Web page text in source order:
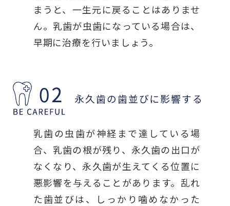
まうと、一生元に戻ることはありませ
ん。乳歯が虫歯になっている場合は、
早期に治療を行いましょう。
永久歯の歯並びに影響する
乳歯の虫歯が神経まで達している場
合、乳歯の根が残り、永久歯の出口が
なくなり、永久歯が生えてくる位置に
悪影響を与えることがあります。乱れ
た歯並びは、しっかり噛めなかった